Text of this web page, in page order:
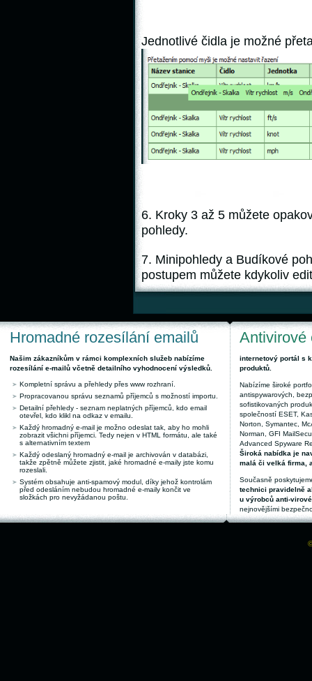
Jednotlivé čidla je možné
6. Kroky 3 až 5 můžete
pohledy.
7. Minipohledy a Budíkové
postupem můžete kdykoliv
Hromadné rozesílání emailů
Našim zákazníkům v rámci komplexních služeb nabízíme
rozesílání e-mailů včetně detailního vyhodnocení výsledků.
Kompletní správu a přehledy přes www rozhraní.
Propracovanou správu seznamů příjemců s možností importu.
Detailní přehledy - seznam neplatných příjemců, kdo email
otevřel, kdo klikl na odkaz v emailu.
Každý hromadný e-mail je možno odeslat tak, aby ho mohli
zobrazit všichni příjemci. Tedy nejen v HTML formátu, ale také
s alternativním textem
Každý odeslaný hromadný e-mail je archivován v databázi,
takže zpětně můžete zjistit, jaké hromadné e-maily jste komu
rozeslali.
Systém obsahuje anti-spamový modul, díky jehož kontrolám
před odesláním nebudou hromadné e-maily končit ve
složkách pro nevyžádanou poštu.
Antivirové
internetový portál s
produktů.
Nabízíme široké
antispywarových,
sofistikovaných
společností ESET,
Norton, Symantec,
Norman, GFI
Advanced Spyware
Široká nabídka je
malá či velká firma,
Současně
technici pravidelně
u výrobců anti-
nejnovějšími